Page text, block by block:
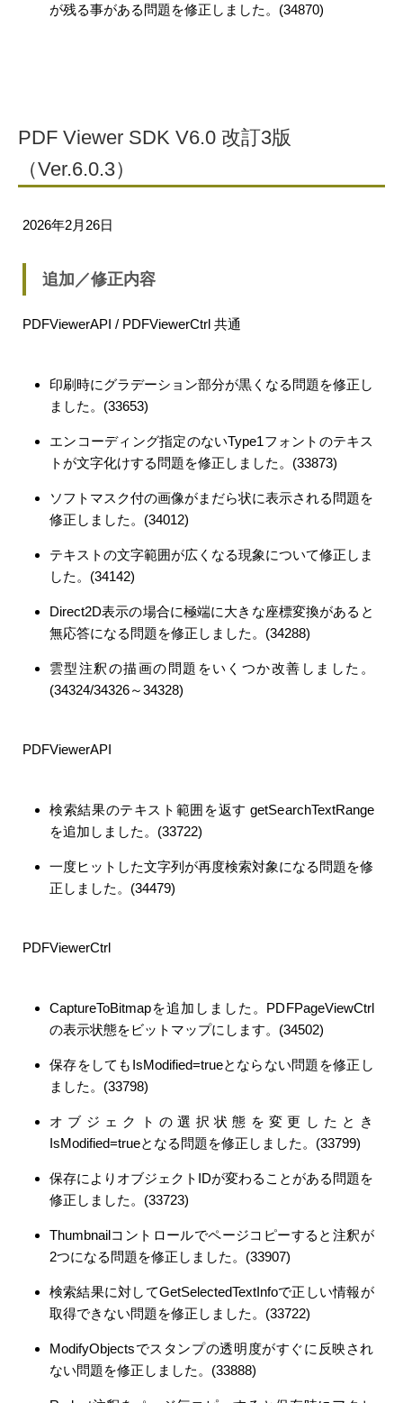
が残る事がある問題を修正しました。(34870)
PDF Viewer SDK V6.0 改訂3版
（Ver.6.0.3）
2026年2月26日
追加／修正内容
PDFViewerAPI / PDFViewerCtrl 共通
印刷時にグラデーション部分が黒くなる問題を修正し
ました。(33653)
エンコーディング指定のないType1フォントのテキス
トが文字化けする問題を修正しました。(33873)
ソフトマスク付の画像がまだら状に表示される問題を
修正しました。(34012)
テキストの文字範囲が広くなる現象について修正しま
した。(34142)
Direct2D表示の場合に極端に大きな座標変換があると
無応答になる問題を修正しました。(34288)
雲型注釈の描画の問題をいくつか改善しました。
(34324/34326～34328)
PDFViewerAPI
検索結果のテキスト範囲を返す getSearchTextRange
を追加しました。(33722)
一度ヒットした文字列が再度検索対象になる問題を修
正しました。(34479)
PDFViewerCtrl
CaptureToBitmapを追加しました。PDFPageViewCtrl
の表示状態をビットマップにします。(34502)
保存をしてもIsModified=trueとならない問題を修正し
ました。(33798)
オブジェクトの選択状態を変更したとき
IsModified=trueとなる問題を修正しました。(33799)
保存によりオブジェクトIDが変わることがある問題を
修正しました。(33723)
Thumbnailコントロールでページコピーすると注釈が
2つになる問題を修正しました。(33907)
検索結果に対してGetSelectedTextInfoで正しい情報が
取得できない問題を修正しました。(33722)
ModifyObjectsでスタンプの透明度がすぐに反映され
ない問題を修正しました。(33888)